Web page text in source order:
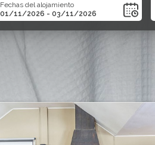
Fechas del alojamiento